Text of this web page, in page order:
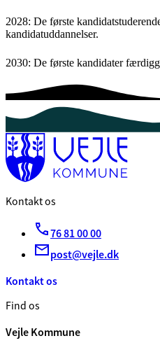
2028: De første
kandidatuddannelser.
2030: De første kandidater
Kontakt os
76 81 00 00
post@vejle.dk
Kontakt os
Find os
Vejle Kommune